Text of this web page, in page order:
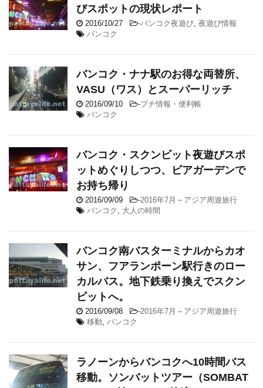
びスポットの現状レポート
2016/10/27 -バンコク夜遊び 夜遊び情報
バンコク
バンコク・ナナ駅のお得な両替所、
VASU（ワス）とスーパーリッチ
2016/09/10 -プチ情報・便利帳
バンコク
バンコク・スクンビット夜遊びスポ
ットめぐりしつつ、ビアガーデンで
お持ち帰り
2016/09/09 -2016年7月～アジア周遊旅行
バンコク
大人の時間
バンコク南バスターミナルからカオ
サン、フアランポーン駅行きのロー
カルバス。地下鉄乗り換えでスクン
ビットへ。
2016/09/08 -2016年7月～アジア周遊旅行
移動
バンコク
ラノーンからバンコクへ10時間バス
移動。ソンバットツアー（SOMBAT